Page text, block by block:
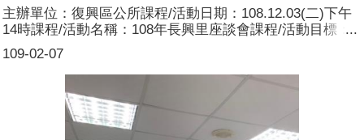
109-02-07
主辦單位：復興區公所課程/活動日期：108.12.03(二)下午
14時課程/活動名稱：108年長興里座談會課程/活動目標：
本區108年長興里座談會暨連結復興區公所推動性別主流化
宣導活動，向服務台志工宣導研習之性別電影導讀賞析性別
主流化、市府推動有關性別平等之政策及區公所配合之具體
作為，使民眾周知並建立性別平等的概念，從生活中落實性
別平等。簽到時每人發送本公所印制之桃園市性別辦設計之
性平文宣1份。由區公所安排宣導員宣導，主要宣導內容：